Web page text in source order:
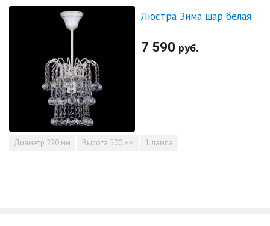
Люстра Зима шар белая
7 590 руб.
Диаметр 220 мм Высота 500 мм 1 лампа